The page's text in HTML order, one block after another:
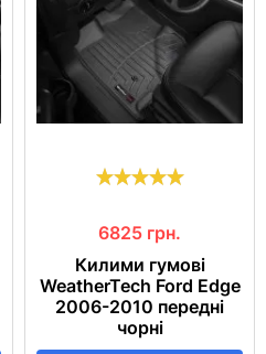
6825 грн.
Килими гумові
WeatherTech Ford Edge
2006-2010 передні
чорні